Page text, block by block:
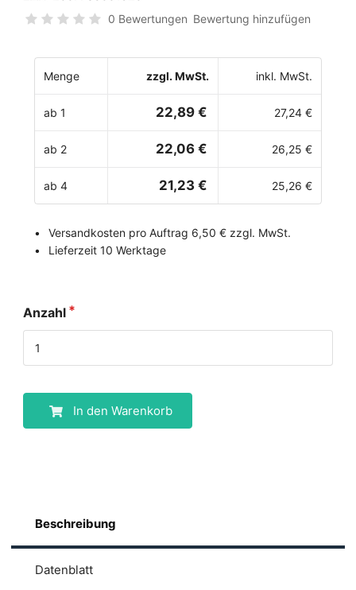
0 Bewertungen Bewertung hinzufügen
Menge zzgl. MwSt. inkl. MwSt.
ab 1 22,89 € 27,24 €
ab 2 22,06 € 26,25 €
ab 4 21,23 € 25,26 €
Versandkosten pro Auftrag 6,50 € zzgl. MwSt.
Lieferzeit 10 Werktage
Anzahl
In den Warenkorb
Beschreibung
Datenblatt